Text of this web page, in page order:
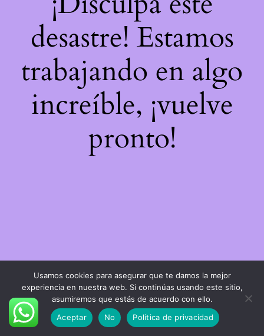
desastre! Estamos
trabajando en algo
increíble, ¡vuelve
pronto!
Usamos cookies para asegurar que te damos la mejor
experiencia en nuestra web. Si continúas usando este sitio,
asumiremos que estás de acuerdo con ello.
Aceptar
No Política de privacidad